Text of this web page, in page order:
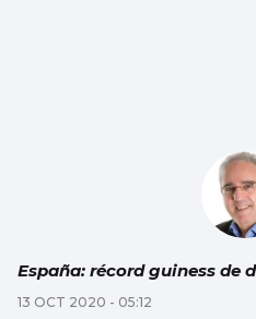
España: récord guiness de
13 OCT 2020 - 05:12